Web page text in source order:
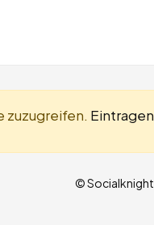
zuzugreifen. Eintragen
© Socialknight